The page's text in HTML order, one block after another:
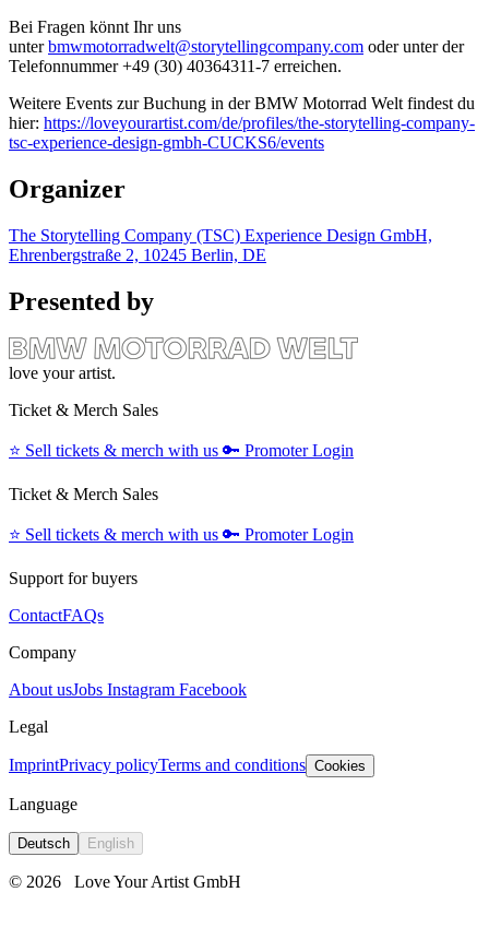
Bei Fragen könnt Ihr uns
unterbmwmotorradwelt@storytellingcompany.com oder unter der
Telefonnummer +49 (30) 40364311-7 erreichen.
Weitere Events zur Buchung in der BMW Motorrad Welt findest du
hier: https://loveyourartist.com/de/profiles/the-storytelling-company-
tsc-experience-design-gmbh-CUCKS6/events
Organizer
The Storytelling Company (TSC) Experience Design GmbH,
Ehrenbergstraße 2, 10245 Berlin, DE
Presented by
love your artist.
Ticket & Merch Sales
⭐️ Sell tickets & merch with us 🔑 Promoter Login
Ticket & Merch Sales
⭐️ Sell tickets & merch with us 🔑 Promoter Login
Support for buyers
ContactFAQs
Company
About usJobs Instagram Facebook
Legal
ImprintPrivacy policyTerms and conditions Cookies
Language
Deutsch English
© 2026 Love Your Artist GmbH